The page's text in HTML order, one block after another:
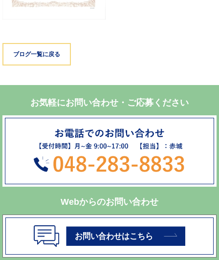
ブログ一覧に戻る
お気軽にお問い合わせ・ご応募ください
Webからのお問い合わせ